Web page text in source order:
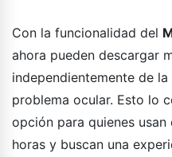
Con la funcionalidad del
ahora pueden descargar
independientemente de
problema ocular. Esto lo
opción para quienes
horas y buscan una